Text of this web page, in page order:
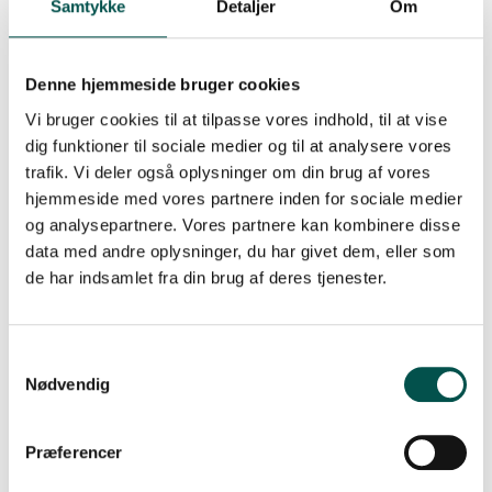
Samtykke Detaljer Om
Denne hjemmeside bruger cookies
Vi bruger cookies til at tilpasse vores indhold, til at vise
dig funktioner til sociale medier og til at analysere vores
trafik. Vi deler også oplysninger om din brug af vores
hjemmeside med vores partnere inden for sociale medier
og analysepartnere. Vores partnere kan kombinere disse
data med andre oplysninger, du har givet dem, eller som
de har indsamlet fra din brug af deres tjenester.
Nødvendig
Præferencer
derfor blandt patienter med blodprop i hjernen:
Om JAK2-mutationen medfører en øget aktivering
af blodets celler som udtryk for en tendens til
blodpropsdannelse.
Om JAK2-mutationen er forbundet med
ændringer i immunresponset som udtryk for
kronisk inflammation.
Om JAK2-mutationen er forbundet med øget
risiko for udvikling af nye blodpropper og cancer
samt forringet overlevelse”.
“At være en del af CAG ZIRI betyder, at mine vejledere
forskningsverden. Det bidrager til at styrke projektets